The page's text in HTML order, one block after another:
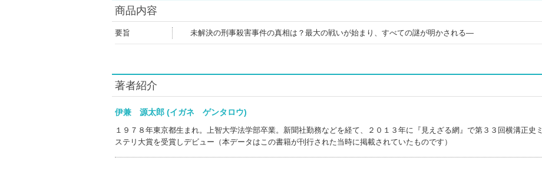
商品内容
要旨 未解決の刑事殺害事件の真相は？最大の戦いが始まり、すべての謎が明かされる―
著者紹介
伊兼 源太郎 (イガネ ゲンタロウ)
１９７８年東京都生まれ。上智大学法学部卒業。新聞社勤務などを経て、２０１３年に『見えざる網』で第３３回横溝正史ミ
ステリ大賞を受賞しデビュー（本データはこの書籍が刊行された当時に掲載されていたものです）